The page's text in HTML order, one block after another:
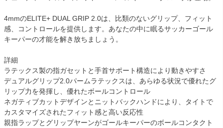
4mmのELITE+ DUAL GRIP 2.0は、比類のないグリップ、フィット
感、コントロールを提供します。あなたの中に眠るサッカーゴール
キーパーの才能を解き放ちましょう。
詳細
ラテックス製の指ガセットと手首サポート構造により動きやすさ
デュアルグリップ2.0パームラテックスは、あらゆる状況で優れたグ
リップ力を発揮し、優れたボールコントロール
ネガティブカットデザインとニットバックハンドにより、タイトで
カスタマイズされたフィット感と高い反応性
親指ラップとグリップヤーンがゴールキーパーのボールコンタクト